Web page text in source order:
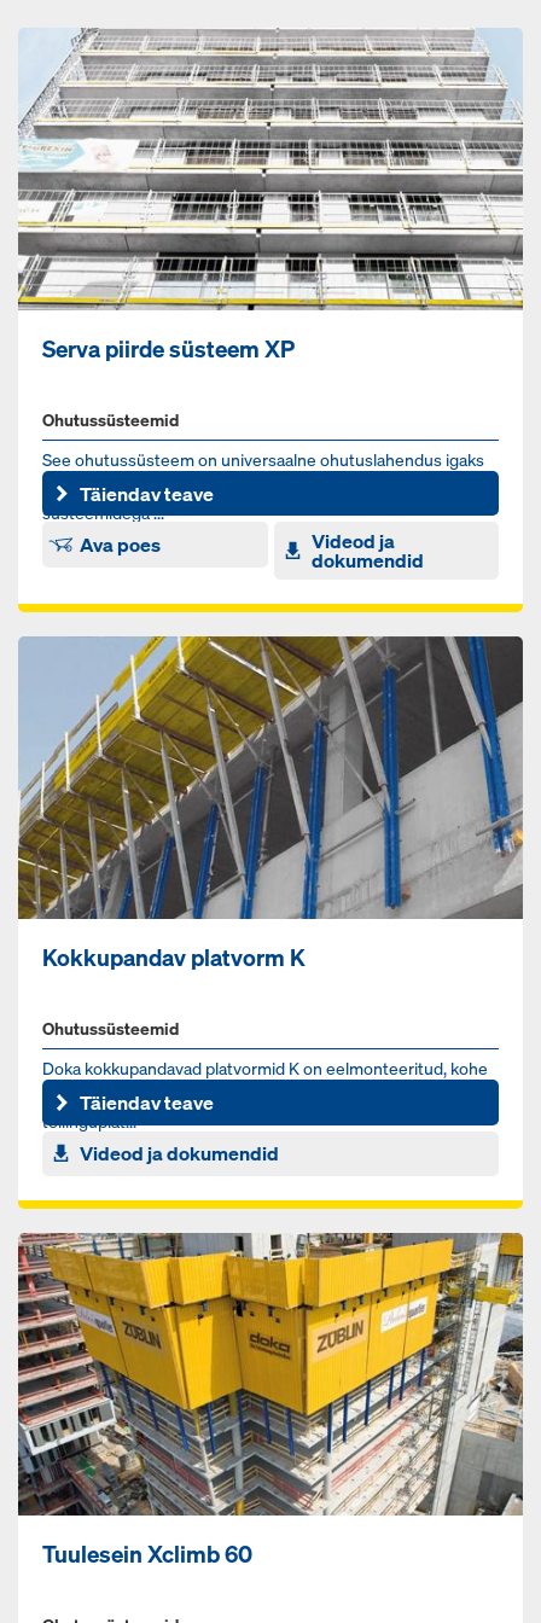
Serva piirde süsteem XP
Ohutussüsteemid
See ohutussüsteem on universaalne ohutuslahendus igaks
servapiirderakenduseks. See sobib optimaalselt Doka
süsteemidega ...
Täiendav teave
Ava poes
Videod ja
dokumendid
Kokkupandav platvorm K
Ohutussüsteemid
Doka kokkupandavad platvormid K on eelmonteeritud, kohe
kasutusvalmis, standardsete süsteemi komponentidega
tellinguplat...
Täiendav teave
Videod ja dokumendid
Tuulesein Xclimb 60